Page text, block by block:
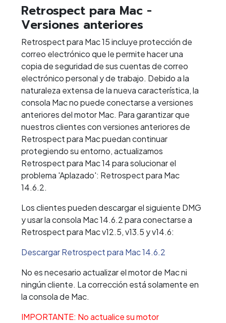
Retrospect para Mac -
Versiones anteriores
Retrospect para Mac 15 incluye protección de
correo electrónico que le permite hacer una
copia de seguridad de sus cuentas de correo
electrónico personal y de trabajo. Debido a la
naturaleza extensa de la nueva característica, la
consola Mac no puede conectarse a versiones
anteriores del motor Mac. Para garantizar que
nuestros clientes con versiones anteriores de
Retrospect para Mac puedan continuar
protegiendo su entorno, actualizamos
Retrospect para Mac 14 para solucionar el
problema 'Aplazado': Retrospect para Mac
14.6.2.
Los clientes pueden descargar el siguiente DMG
y usar la consola Mac 14.6.2 para conectarse a
Retrospect para Mac v12.5, v13.5 y v14.6:
Descargar Retrospect para Mac 14.6.2
No es necesario actualizar el motor de Mac ni
ningún cliente. La corrección está solamente en
la consola de Mac.
IMPORTANTE: No actualice su motor